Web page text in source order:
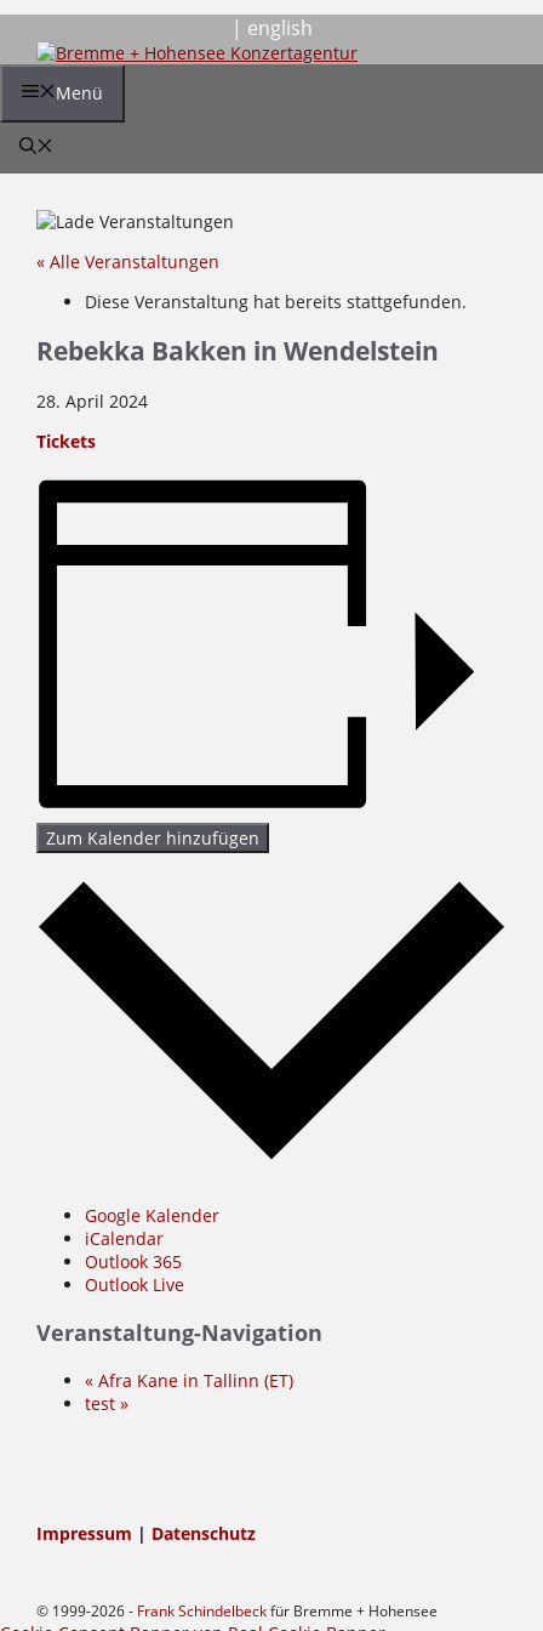
Inhalt
springen
| english
Menü
« Alle Veranstaltungen
Diese Veranstaltung hat bereits stattgefunden.
Rebekka Bakken in Wendelstein
28. April 2024
Tickets
Zum Kalender hinzufügen
Google Kalender
iCalendar
Outlook 365
Outlook Live
Veranstaltung-Navigation
« Afra Kane in Tallinn (ET)
test »
Impressum | Datenschutz
© 1999-2026 - Frank Schindelbeck für Bremme + Hohensee